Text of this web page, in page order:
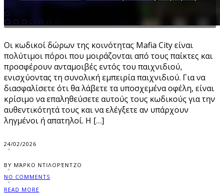
Οι κωδικοί δώρων της κοινότητας Mafia City είναι
πολύτιμοι πόροι που μοιράζονται από τους παίκτες και
προσφέρουν ανταμοιβές εντός του παιχνιδιού,
ενισχύοντας τη συνολική εμπειρία παιχνιδιού. Για να
διασφαλίσετε ότι θα λάβετε τα υποσχεμένα οφέλη, είναι
κρίσιμο να επαληθεύσετε αυτούς τους κωδικούς για την
αυθεντικότητά τους και να ελέγξετε αν υπάρχουν
ληγμένοι ή απατηλοί. Η […]
24/02/2026
BY ΜΆΡΚΟ ΝΤΙΛΟΡΈΝΤΖΟ
NO COMMENTS
READ MORE